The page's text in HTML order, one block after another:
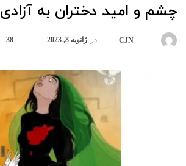
چشم و امید دختران به آزادی
CJN در ژانویه 8, 2023 38